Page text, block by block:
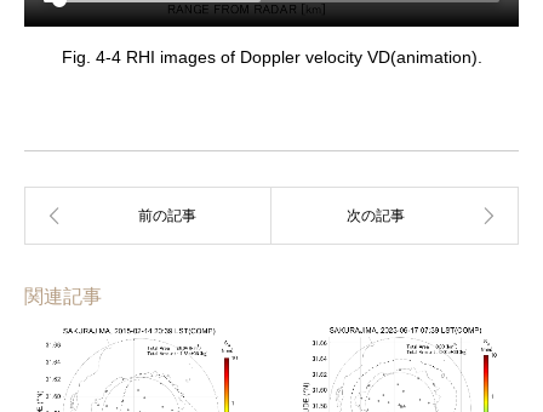
Fig. 4-4 RHI images of Doppler velocity VD(animation).
関連記事